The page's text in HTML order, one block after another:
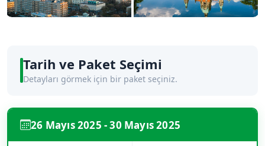
Tarih ve Paket Seçimi
Detayları görmek için bir paket seçiniz.
26 Mayıs 2025 - 30 Mayıs 2025